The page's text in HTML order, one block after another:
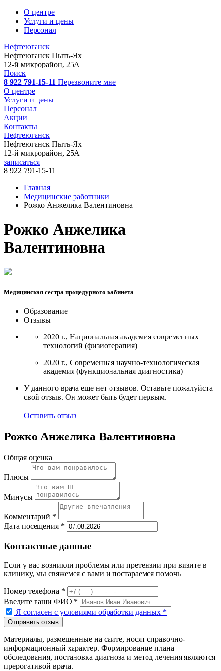
О центре
Услуги и цены
Персонал
Нефтеюганск
Нефтеюганск Пыть-Ях
12-й микрорайон, 25А
Поиск
8 922 791-15-11 Перезвоните мне
О центре
Услуги и цены
Персонал
Акции
Контакты
Нефтеюганск
Нефтеюганск Пыть-Ях
12-й микрорайон, 25А
записаться
8 922 791-15-11
Главная
Медицинские работники
Рожко Анжелика Валентиновна
Рожко Анжелика
Валентиновна
Медицинская сестра процедурного кабинета
Образование
Отзывы
2020 г., Национальная академия современных
технологий (физиотерапия)
2020 г., Современная научно-технологическая
академия (функциональная диагностика)
У данного врача еще нет отзывов. Оставьте пожалуйста
свой отзыв. Он может быть будет первым.
Оставить отзыв
Рожко Анжелика Валентиновна
Общая оценка
Плюсы
Минусы
Комментарий *
Дата посещения *
Контактные данные
Если у вас возникли проблемы или претензии при визите в
клинику, мы свяжемся с вами и постараемся помочь
Номер телефона *
Введите ваши ФИО *
Я согласен с условиями обработки данных *
Материалы, размещенные на сайте, носят справочно-
информационный характер. Формирование плана
обследования, постановка диагноза и метод лечения являются
прерогативой врача.